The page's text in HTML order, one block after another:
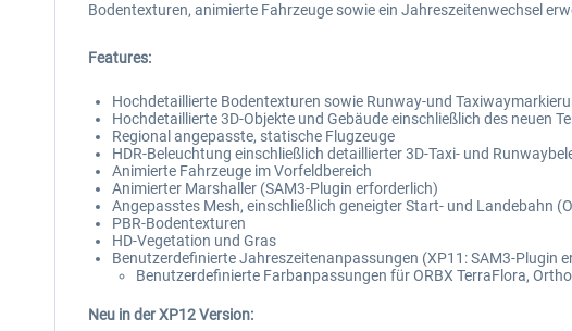
Bodentexturen, animierte Fahrzeuge sowie ein Jahreszeitenwechsel
Features:
Hochdetaillierte Bodentexturen sowie Runway-und
Hochdetaillierte 3D-Objekte und Gebäude einschließlich des neuen
Regional angepasste, statische Flugzeuge
HDR-Beleuchtung einschließlich detaillierter 3D-Taxi- und
Animierte Fahrzeuge im Vorfeldbereich
Animierter Marshaller (SAM3-Plugin erforderlich)
Angepasstes Mesh, einschließlich geneigter Start- und Landebahn
PBR-Bodentexturen
HD-Vegetation und Gras
Benutzerdefinierte Jahreszeitenanpassungen (XP11: SAM3-Plugin
Benutzerdefinierte Farbanpassungen für ORBX TerraFlora,
Neu in der XP12 Version: